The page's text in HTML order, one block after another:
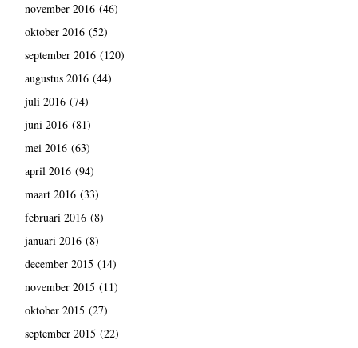
november 2016(46)
oktober 2016(52)
september 2016(120)
augustus 2016(44)
juli 2016(74)
juni 2016(81)
mei 2016(63)
april 2016(94)
maart 2016(33)
februari 2016(8)
januari 2016(8)
december 2015 (14)
november 2015 (11)
oktober 2015 (27)
september 2015 (22)